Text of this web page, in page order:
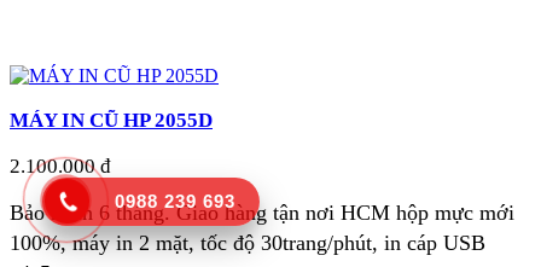
MÁY IN CŨ HP 2055D
2.100.000 đ
Bảo hành 6 tháng. Giao hàng tận nơi HCM hộp mực mới
100%, máy in 2 mặt, tốc độ 30trang/phút, in cáp USB
0988 239 693